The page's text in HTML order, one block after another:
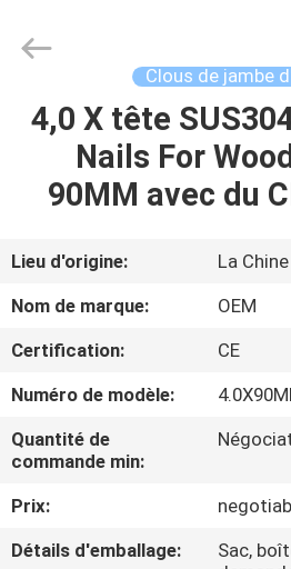
MAISON
PRODUITS
AU
SUJET
DE
VISITE
CONTRÔLE
Business
License.
Reserved.
Clous de jambe
4,0 X tête
Nails For
90MM avec du
Lieu d'origine:
La Chine
Nom de marque:
OEM
Certification:
CE
Numéro de modèle:
Quantité de
commande min:
Prix:
Détails d'emballage:
Sac,